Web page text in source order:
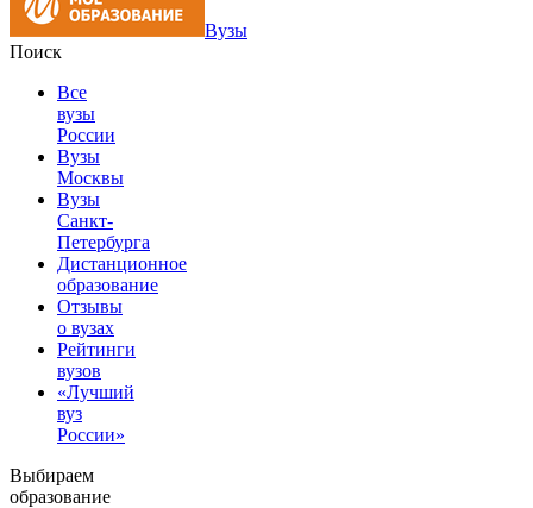
Вузы
Поиск
Все
вузы
России
Вузы
Москвы
Вузы
Санкт-
Петербурга
Дистанционное
образование
Отзывы
о вузах
Рейтинги
вузов
«Лучший
вуз
России»
Выбираем
образование